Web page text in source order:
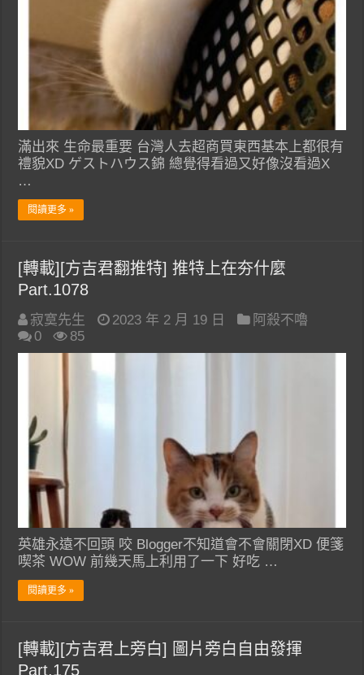
滿出來 生命最重要 台灣人去超商買東西基本上都很有
禮貌XD ゲストハウス錦 總覺得看過又好像沒看過X
…
閱讀更多 »
[轉載][方吉君翻推特] 推特上在夯什麼
Part.1078
寂寞先生 2023 年 2 月 19 日
阿殺不嚕
0
85
英雄永遠不回頭 咬 Blogger不知道會不會關閉XD 便箋
喫茶 WOW 前幾天馬上利用了一下 好吃 …
閱讀更多 »
[轉載][方吉君上旁白] 圖片旁白自由發揮
Part.175